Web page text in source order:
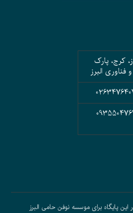
کرج، پارک
فناوری البرز
پایگاه برای موسسه نوفن حامی البرز